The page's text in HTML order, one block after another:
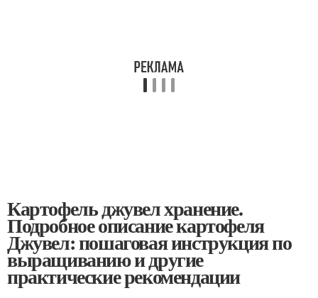
Картофель джувел хранение.
Подробное описание картофеля
Джувел: пошаговая инструкция по
выращиванию и другие
практические рекомендации